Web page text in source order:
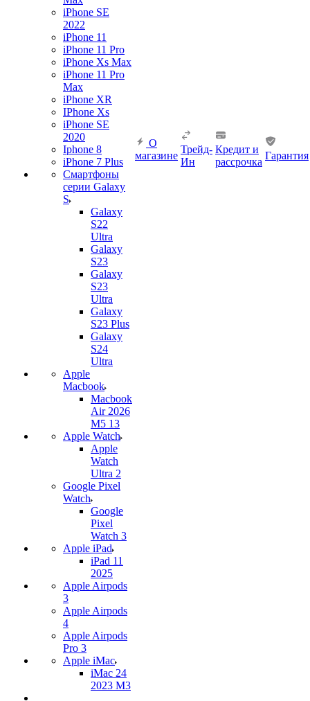
iPhone SE
2022
iPhone 11
iPhone 11 Pro
iPhone Xs Max
iPhone 11 Pro
Max
iPhone XR
IPhone Xs
iPhone SE
2020
Iphone 8
iPhone 7 Plus
Смартфоны
серии Galaxy
S
Galaxy
S22
Ultra
Galaxy
S23
Galaxy
S23
Ultra
Galaxy
S23 Plus
Galaxy
S24
Ultra
Apple
Macbook
Macbook
Air 2026
M5 13
Apple Watch
Apple
Watch
Ultra 2
Google Pixel
Watch
Google
Pixel
Watch 3
Apple iPad
iPad 11
2025
Apple Airpods
3
Apple Airpods
4
Apple Airpods
Pro 3
Apple iMac
iMac 24
2023 M3
О
магазине
Трейд-
Ин
Кредит и
рассрочка
Гарантия